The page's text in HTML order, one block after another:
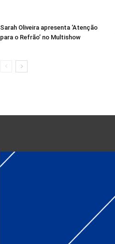
Sarah Oliveira apresenta ‘Atenção
para o Refrão’ no Multishow